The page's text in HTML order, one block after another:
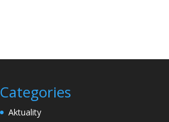
Categories
Aktuality